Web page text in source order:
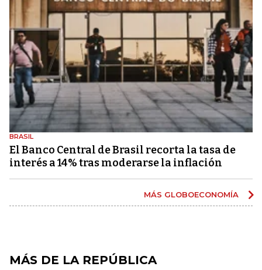
BRASIL
El Banco Central de Brasil recorta la tasa de
interés a 14% tras moderarse la inflación
MÁS GLOBOECONOMÍA
MÁS DE LA REPÚBLICA